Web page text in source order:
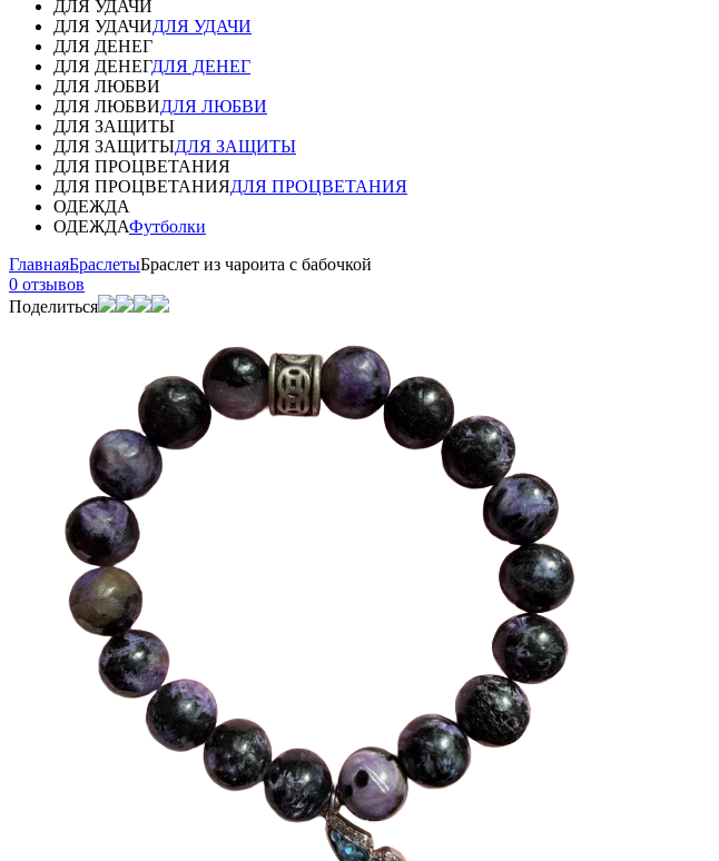
ДЛЯ УДАЧИ
ДЛЯ УДАЧИДЛЯ УДАЧИ
ДЛЯ ДЕНЕГ
ДЛЯ ДЕНЕГДЛЯ ДЕНЕГ
ДЛЯ ЛЮБВИ
ДЛЯ ЛЮБВИДЛЯ ЛЮБВИ
ДЛЯ ЗАЩИТЫ
ДЛЯ ЗАЩИТЫДЛЯ ЗАЩИТЫ
ДЛЯ ПРОЦВЕТАНИЯ
ДЛЯ ПРОЦВЕТАНИЯДЛЯ ПРОЦВЕТАНИЯ
ОДЕЖДА
ОДЕЖДАФутболки
ГлавнаяБраслетыБраслет из чароита с бабочкой
0 отзывов
Поделиться